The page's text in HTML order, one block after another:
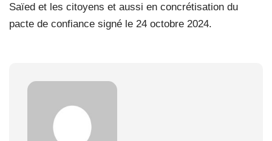
Saïed et les citoyens et aussi en concrétisation du
pacte de confiance signé le 24 octobre 2024.